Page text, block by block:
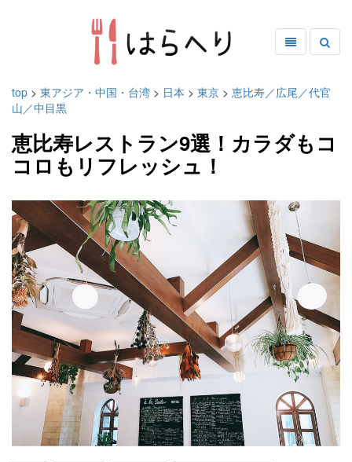
top > 東アジア・中国・台湾 > 日本 > 東京 > 恵比寿／広尾／代官
山／中目黒
恵比寿レストラン9選！カラダもコ
コロもリフレッシュ！